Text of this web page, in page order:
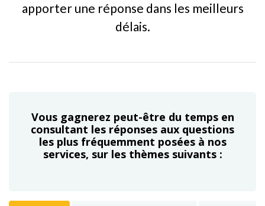
apporter une réponse dans les meilleurs
délais.
Vous gagnerez peut-être du temps en
consultant les réponses aux questions
les plus fréquemment posées à nos
services, sur les thèmes suivants :